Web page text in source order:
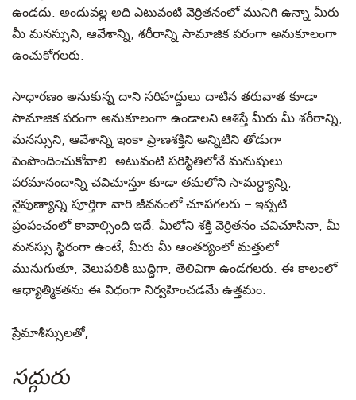
ఉండదు. అందువల్ల అది ఎటువంటి వెర్రితనంలో మునిగి ఉన్నా మీరు
మీ మనస్సుని, ఆవేశాన్ని, శరీరాన్ని సామాజిక పరంగా అనుకూలంగా
ఉంచుకోగలరు.
సాధారణం అనుకున్న దాని సరిహద్దులు దాటిన తరువాత కూడా
సామాజిక పరంగా అనుకూలంగా ఉండాలని ఆశిస్తే మీరు మీ శరీరాన్ని,
మనస్సుని, ఆవేశాన్ని ఇంకా ప్రాణశక్తిని అన్నిటిని తోడుగా
పెంపొందించుకోవాలి. అటువంటి పరిస్థితిలోనే మనుషులు
పరమానందాన్ని చవిచూస్తూ కూడా తమలోని సామర్ధ్యాన్ని,
నైపుణ్యాన్ని పూర్తిగా వారి జీవనంలో చూపగలరు – ఇప్పటి
ప్రంపంచంలో కావాల్సింది ఇదే. మీలోని శక్తి వెర్రితనం చవిచూసినా, మీ
మనస్సు స్థిరంగా ఉంటే, మీరు మీ ఆంతర్యంలో మత్తులో
మునుగుతూ, వెలుపలికి బుద్ధిగా, తెలివిగా ఉండగలరు. ఈ కాలంలో
ఆధ్యాత్మికతను ఈ విధంగా నిర్వహించడమే ఉత్తమం.
ప్రేమాశీస్సులతో,
సద్గురు